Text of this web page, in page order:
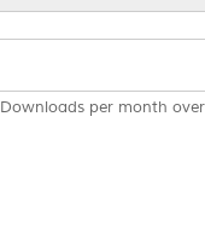
Downloads per month